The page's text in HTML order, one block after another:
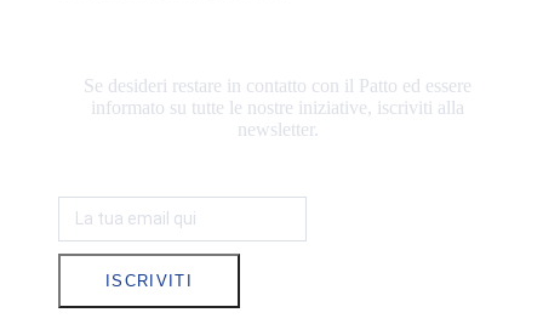
Se desideri restare in contatto con il Patto ed essere
informato su tutte le nostre iniziative, iscriviti alla
newsletter.
ISCRIVITI